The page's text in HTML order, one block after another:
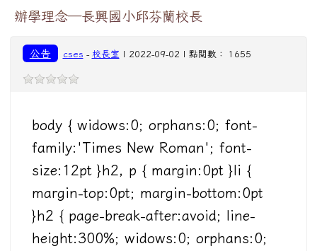
辦學理念—長興國小邱芬蘭校長
公告 cses - 校長室 | 2022-09-02 | 點閱數： 1655
body { widows:0; orphans:0; font-
family:'Times New Roman'; font-
size:12pt }h2, p { margin:0pt }li {
margin-top:0pt; margin-bottom:0pt
}h2 { page-break-after:avoid; line-
height:300%; widows:0; orphans:0;